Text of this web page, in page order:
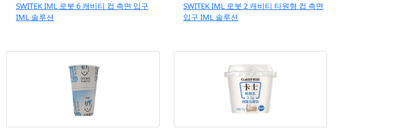
SWITEK IML 로봇 6 캐비티 컵 측면 입구
IML 솔루션
SWITEK IML 로봇 2 캐비티 타원형 컵 측면
입구 IML 솔루션